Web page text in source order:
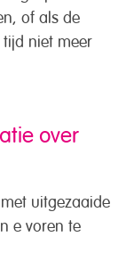
of als de
tijd niet meer
over
uitgezaaide
e voren te